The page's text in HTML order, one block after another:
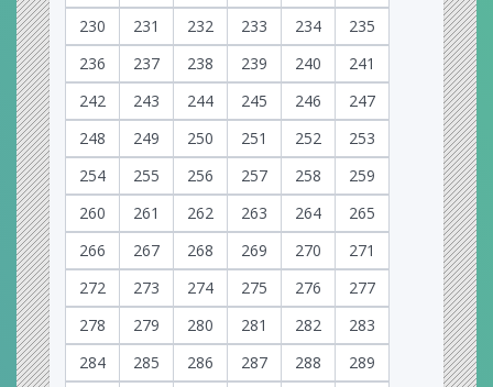
230
231 232 233 234
235
236
237 238 239 240
241
242
243 244 245 246
247
248
249 250 251 252
253
254
255 256 257 258
259
260
261 262 263 264
265
266
267 268 269 270
271
272
273 274 275 276
277
278
279 280 281 282
283
284
285 286 287 288
289